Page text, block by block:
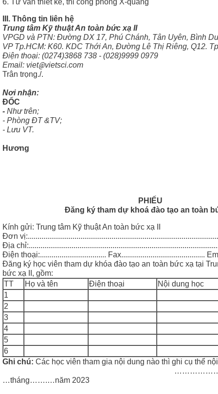
6. Tư vấn thiết kế, thi công phòng X-quang
III. Thông tin liên hệ
Trung tâm Kỹ thuật An toàn bức xạ II
VPGD và PTN: Đường DX 17, Phú Chánh, Tân Uyên, Bình
VP Tp.HCM: K60. KDC Thới An, Đường Lê Thị Riêng, Q12.
Điện thoại: (0274)3868 738 - (028)9999 0979
Email: viet@vietsci.com
Trân trọng./.
Nơi
ĐỐC
- Như trên;
- Phòng ĐT &TV;
- Lưu VT.
Hương
PHIẾU
Đăng ký tham dự khoá đào tạo an toàn
Kính gửi: Trung tâm Kỹ thuật An toàn bức xạ II
Đơn
Địa
Điện thoại:.................................. Fax...........................................
Đăng ký học viên tham dự khóa đào tạo an toàn bức xạ tại
bức xạ II, gồm:
TT
Họ và tên Điện thoại
Nội dung học
1
2
3
4
5
6
Ghi chú: Các học viên tham gia nội dung nào thì ghi cụ thể
…………………………....,
…tháng…….…năm 2023